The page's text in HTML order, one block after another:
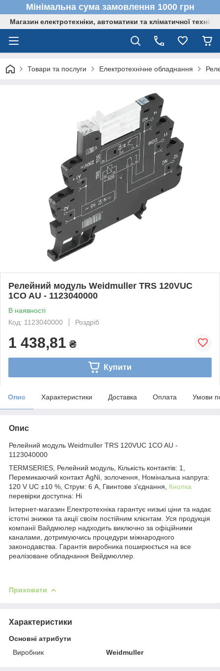
Мінімальна сума замовлення 1000 грн
Магазин електротехніки, автоматики та кліматичної техніки
Товари та послуги Електротехнічне обладнання
Релейний модуль Weidmuller TRS 120VUC
1CO AU - 1123040000
В наявності
Код: 1123040000
Роздріб
1 438,81 ₴
Купити
Опис Характеристики Доставка Оплата Умови
Опис
Релейний модуль Weidmuller TRS 120VUC 1CO AU -
1123040000
TERMSERIES, Релейний модуль, Кількість контактів: 1,
Перемикаючий контакт AgNi, золочення, Номінальна напруга:
120 V UC ±10 %, Струм: 6 A, Гвинтове з'єднання, Кнопка
перевірки доступна: Ні
Інтернет-магазин Електротехніка гарантує низькі ціни та надає
істотні знижки та акції своїм постійним клієнтам. Уся продукція
компанії Вайдмюлер надходить виключно за офіційними
каналами, дотримуючись процедури міжнародного
законодавства. Гарантія виробника поширюється на все
реалізоване обладнання Вейдмюллер.
Приховати
Характеристики
Основні атрибути
Виробник
Weidmuller